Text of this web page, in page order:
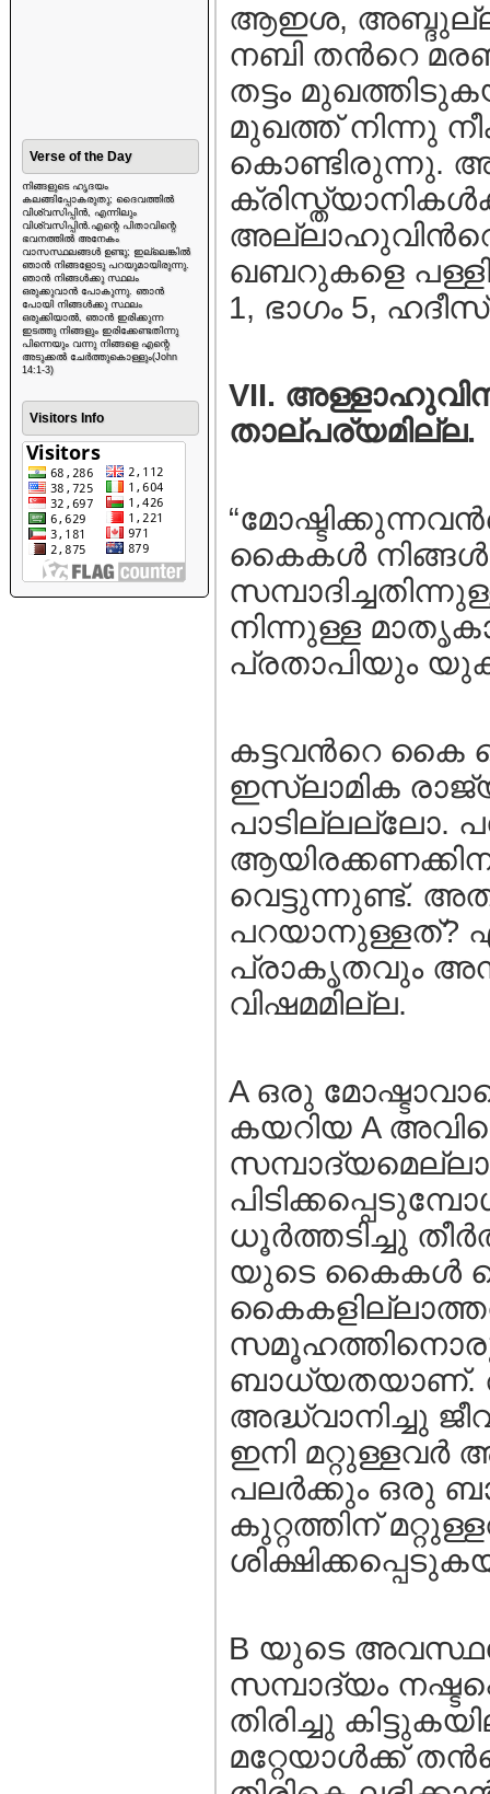
Verse of the Day
നിങ്ങളുടെ ഹൃദയം
കലങ്ങിപ്പോകരുതു; ദൈവത്തിൽ
വിശ്വസിപ്പിൻ, എന്നിലും
വിശ്വസിപ്പിൻ.എന്റെ പിതാവിന്റെ
ഭവനത്തിൽ അനേകം
വാസസ്ഥലങ്ങൾ ഉണ്ടു; ഇല്ലെങ്കിൽ
ഞാൻ നിങ്ങളോടു പറയുമായിരുന്നു.
ഞാൻ നിങ്ങൾക്കു സ്ഥലം
ഒരുക്കുവാൻ പോകുന്നു. ഞാൻ
പോയി നിങ്ങൾക്കു സ്ഥലം
ഒരുക്കിയാൽ, ഞാൻ ഇരിക്കുന്ന
ഇടത്തു നിങ്ങളും ഇരിക്കേണ്ടതിന്നു
പിന്നെയും വന്നു നിങ്ങളെ എന്റെ
അടുക്കൽ ചേർത്തുകൊള്ളും(John
14:1-3)
Visitors Info
ആഇശ,
നബി തന്‍റെ
തട്ടം
മുഖത്ത് നിന്നു
കൊണ്ടിരുന്നു.
ഖബറുകളെ
1, ഭാഗം 5,
VII.
താല്പര്യമില്ല.
കൈകള്‍
നിന്നുള്ള
പ്രതാപിയും
കട്ടവന്‍റെ കൈ
ഇസ്ലാമിക
പാടില്ലല്ലോ.
വെട്ടുന്നുണ്ട്.
പറയാനുള്ളത്?
പ്രാകൃതവും
വിഷമമില്ല.
A ഒരു
കയറിയ A
സമ്പാദ്യമെല്ലാം
ധൂര്‍ത്തടിച്ചു
യുടെ കൈകള്‍
ബാധ്യതയാണ്.
അദ്ധ്വാനിച്ചു
ഇനി മറ്റുള്ളവര്‍
പലര്‍ക്കും ഒരു
കുറ്റത്തിന്
B യുടെ
സമ്പാദ്യം
തിരിച്ചു
മറ്റേയാള്‍ക്ക്